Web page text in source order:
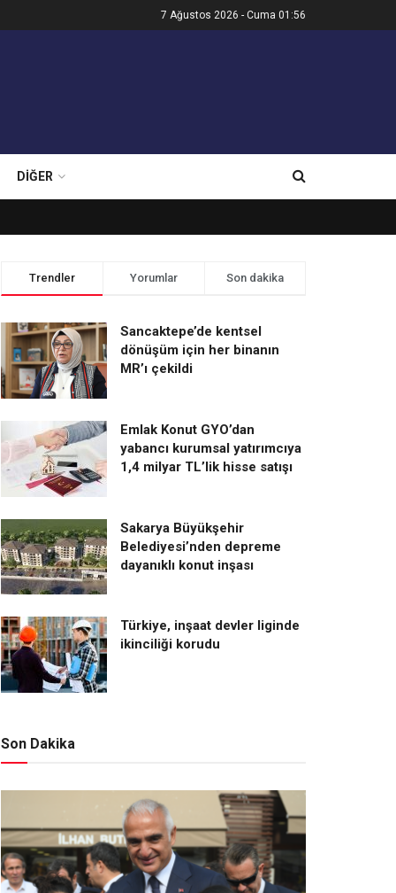
7 Ağustos 2026 - Cuma 01:56
DIĞER
Trendler Yorumlar Son dakika
Sancaktepe’de kentsel
dönüşüm için her binanın
MR’ı çekildi
Emlak Konut GYO’dan
yabancı kurumsal yatırımcıya
1,4 milyar TL’lik hisse satışı
Sakarya Büyükşehir
Belediyesi’nden depreme
dayanıklı konut inşası
Türkiye, inşaat devler liginde
ikinciliği korudu
Son Dakika